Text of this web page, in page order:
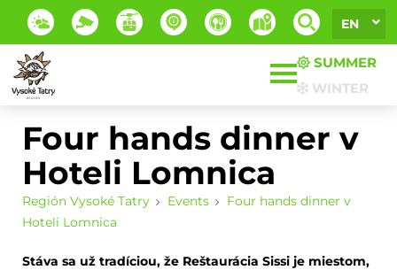
EN
SUMMER
WINTER
Four hands dinner v
Hoteli Lomnica
Región Vysoké Tatry Events
Four hands dinner v
Hoteli Lomnica
Stáva sa už tradíciou, že Reštaurácia Sissi je miestom,